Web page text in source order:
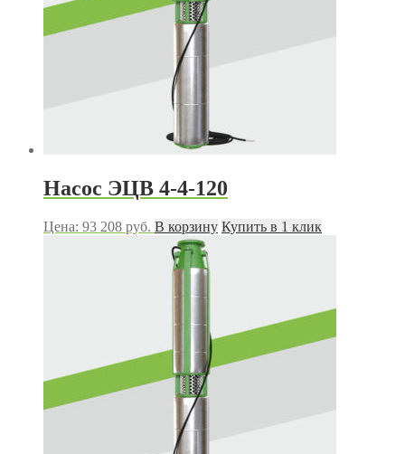
Насос ЭЦВ 4-4-120
Цена: 93 208 руб. В корзину Купить в 1 клик